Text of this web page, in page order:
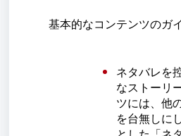
基本的なコンテンツのガ
ネタバレを
なストーリ
ツには、他
を台無しに